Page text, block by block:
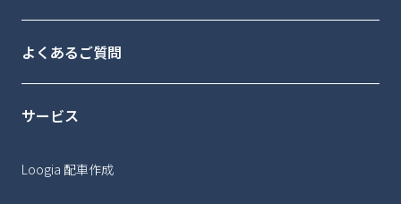
よくあるご質問
サービス
Loogia 配車作成